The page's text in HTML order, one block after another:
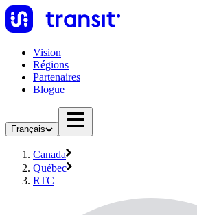
Vision
Régions
Partenaires
Blogue
Français
Canada
Québec
RTC